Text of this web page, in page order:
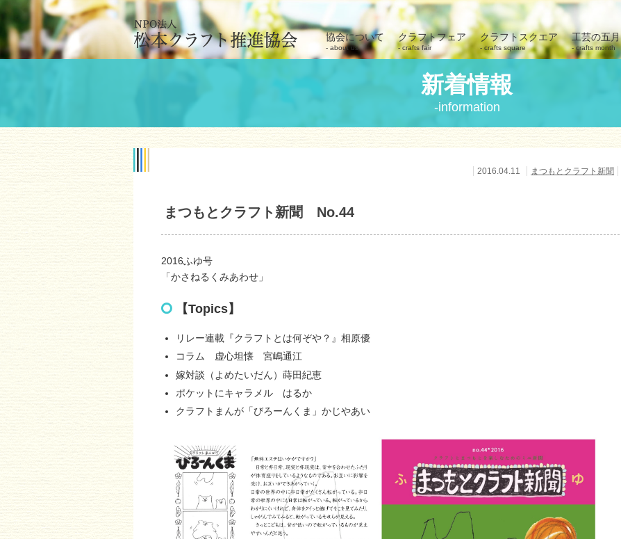
協会について
about us
クラフトフェア
crafts fair
クラフトスクエア
crafts square
工芸の五月
crafts month
新着情報
information
2016.04.11 まつもとクラフト新聞
まつもとクラフト新聞 No.44
2016ふゆ号
「かさねるくみあわせ」
【Topics】
リレー連載『クラフトとは何ぞや？』相原優
コラム 虚心坦懐 宮嶋通江
嫁対談（よめたいだん）蒔田紀恵
ポケットにキャラメル はるか
クラフトまんが「びろーんくま」かじやあい